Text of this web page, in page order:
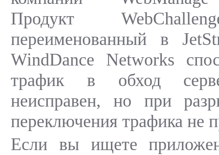
Продукт
переименованный в
WindDance Networks
трафик в обход
неисправен, но при
переключения трафика не
Если вы ищете